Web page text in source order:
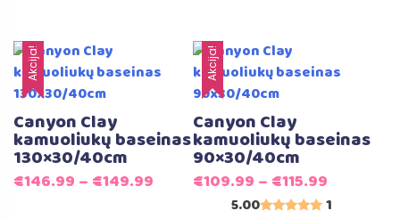
€129.99.
Akcija!
Canyon Clay
kamuoliukų baseinas
130×30/40cm
€146.99 – €149.99
Akcija!
Canyon Clay
kamuoliukų baseinas
90×30/40cm
€109.99 – €115.99
5.00 1